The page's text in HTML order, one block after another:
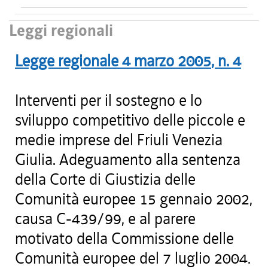
Leggi regionali
Legge regionale4 marzo 2005, n.4
Interventi per il sostegno e lo
sviluppo competitivo delle piccole e
medie imprese del Friuli Venezia
Giulia. Adeguamento alla sentenza
della Corte di Giustizia delle
Comunità europee 15 gennaio 2002,
causa C-439/99, e al parere
motivato della Commissione delle
Comunità europee del 7 luglio 2004.